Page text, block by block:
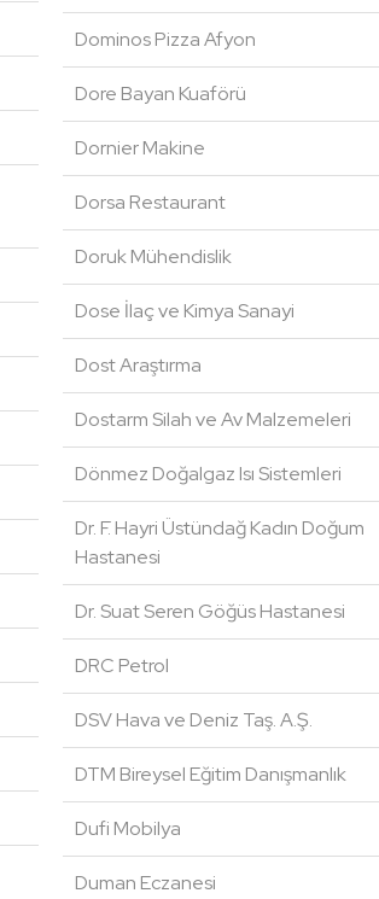
Dominos Pizza Afyon
Dore Bayan Kuaförü
Dornier Makine
Dorsa Restaurant
Doruk Mühendislik
Dose İlaç ve Kimya Sanayi
Dost Araştırma
Dostarm Silah ve Av Malzemeleri
Dönmez Doğalgaz Isı Sistemleri
Dr. F. Hayri Üstündağ Kadın Doğum
Hastanesi
Dr. Suat Seren Göğüs Hastanesi
DRC Petrol
DSV Hava ve Deniz Taş. A.Ş.
DTM Bireysel Eğitim Danışmanlık
Dufi Mobilya
Duman Eczanesi